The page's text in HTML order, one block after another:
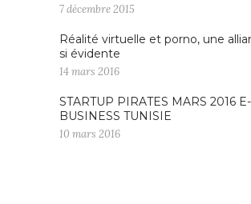
7 décembre 2015
Réalité virtuelle et porno, une
si évidente
14 mars 2016
STARTUP PIRATES MARS 2016 E-
BUSINESS TUNISIE
10 mars 2016